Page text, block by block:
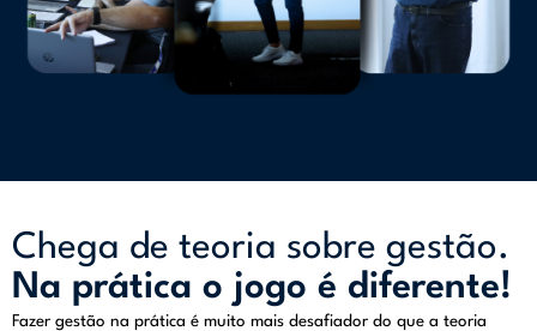
Chega de teoria sobre gestão.
Na prática o jogo é diferente!
Fazer gestão na prática é muito mais desafiador do que a teoria